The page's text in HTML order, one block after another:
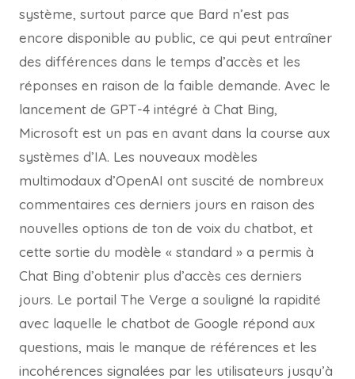
système, surtout parce que Bard n’est pas
encore disponible au public, ce qui peut entraîner
des différences dans le temps d’accès et les
réponses en raison de la faible demande. Avec le
lancement de GPT-4 intégré à Chat Bing,
Microsoft est un pas en avant dans la course aux
systèmes d’IA. Les nouveaux modèles
multimodaux d’OpenAI ont suscité de nombreux
commentaires ces derniers jours en raison des
nouvelles options de ton de voix du chatbot, et
cette sortie du modèle « standard » a permis à
Chat Bing d’obtenir plus d’accès ces derniers
jours. Le portail The Verge a souligné la rapidité
avec laquelle le chatbot de Google répond aux
questions, mais le manque de références et les
incohérences signalées par les utilisateurs jusqu’à